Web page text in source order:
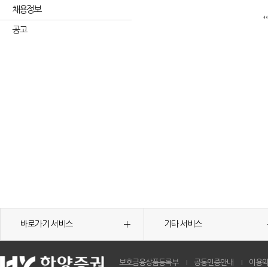
채용정보
공고
바로가기 서비스 기타 서비스
보호금융상품등록부 공동인증안내 이용